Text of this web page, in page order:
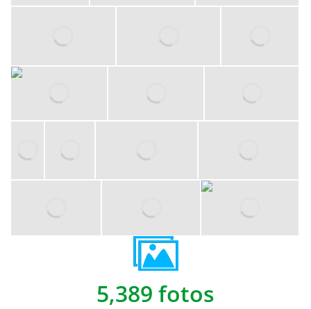
5,389 fotos